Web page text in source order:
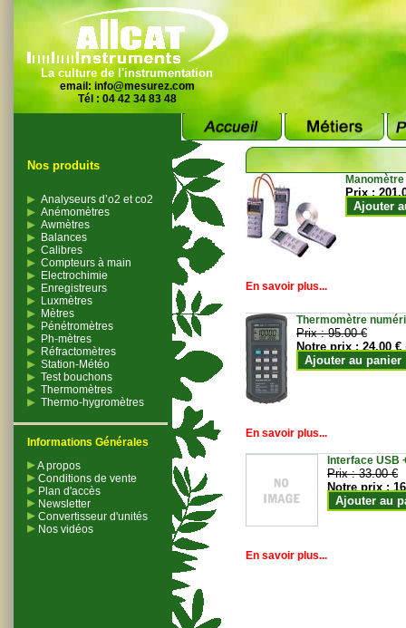
La culture de l'instrumentation
email: info@mesurez.com
Tél : 04 42 34 83 48
Nos produits
Analyseurs d’o2 et co2
Anémomètres
Awmètres
Balances
Calibres
Compteurs à main
Electrochimie
Enregistreurs
Luxmètres
Mètres
Pénétromètres
Ph-mètres
Réfractomètres
Station-Météo
Test bouchons
Thermomètres
Thermo-hygromètres
Informations Générales
A propos
Conditions de vente
Plan d'accès
Newsletter
Convertisseur d'unités
Nos vidéos
Prix :
Ajouter
En savoir plus...
Thermomètre
Prix :95.00 €
Notre prix :24.00 €
Ajouter au panier
En savoir plus...
Interface USB
Prix :33.00 €
Notre prix :
Ajouter au
En savoir plus...